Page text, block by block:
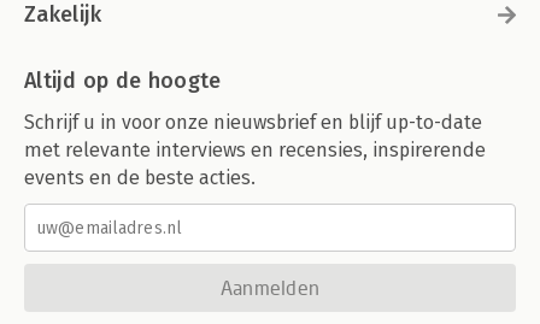
Zakelijk
Altijd op de hoogte
Schrijf u in voor onze nieuwsbrief en blijf up-to-date
met relevante interviews en recensies, inspirerende
events en de beste acties.
Aanmelden